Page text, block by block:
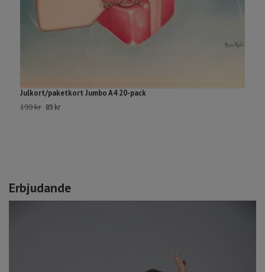
Erbjudande
Julkort/paketkort Jumbo A4 20-pack
199 kr 89 kr